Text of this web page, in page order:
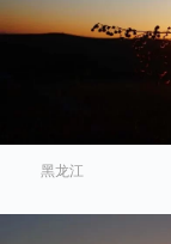
黑龙江